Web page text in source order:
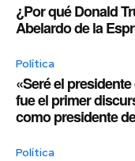
¿Por qué Donald
Abelardo de la
Política
«Seré el
fue el primer
como presidente
Política